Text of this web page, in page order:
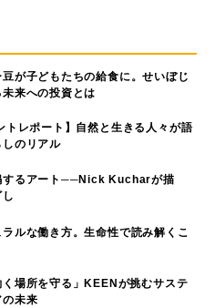
が子どもたちの給食に。せいぼじ
来への投資とは
トレポート】自然と生きる人々が語
のリアル
するアート──Nick Kucharが描
ルな働き方。生命性で読み解くこ
く場所を守る」KEENが挑むサステ
未来